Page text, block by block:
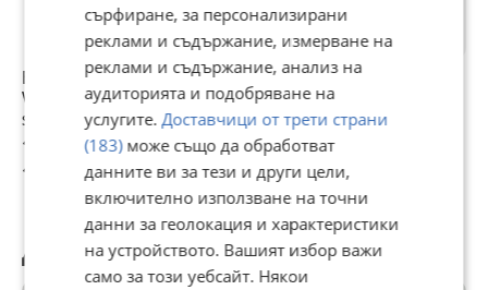
Бобина за VW
Volkswagen golf
seat
10 €
19,56 лв
Моторче Клапа
Парно Фолксваген
Голф 5+ VW Golf 5
Plus OEM
0132801363
12 €
23,47 лв
Помпичка
чистачки VW Golf
5 2.0 TDI ,
1К6955651
10,23 €
20,01 лв
Другите разглеждат също
сърфиране, за персонализирани
реклами и съдържание, измерване на
реклами и съдържание, анализ на
аудиторията и подобряване на
услугите.Доставчици от трети страни
(183)може също да обработват
данните ви за тези и други цели,
включително използване на точни
данни за геолокация и характеристики
на устройството. Вашият избор важи
само за този уебсайт. Някои